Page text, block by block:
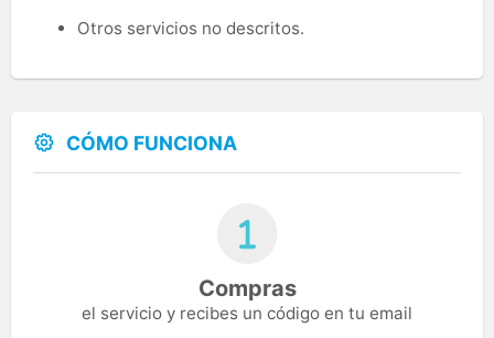
Otros servicios no descritos.
CÓMO FUNCIONA
Compras
el servicio y recibes un código en tu email